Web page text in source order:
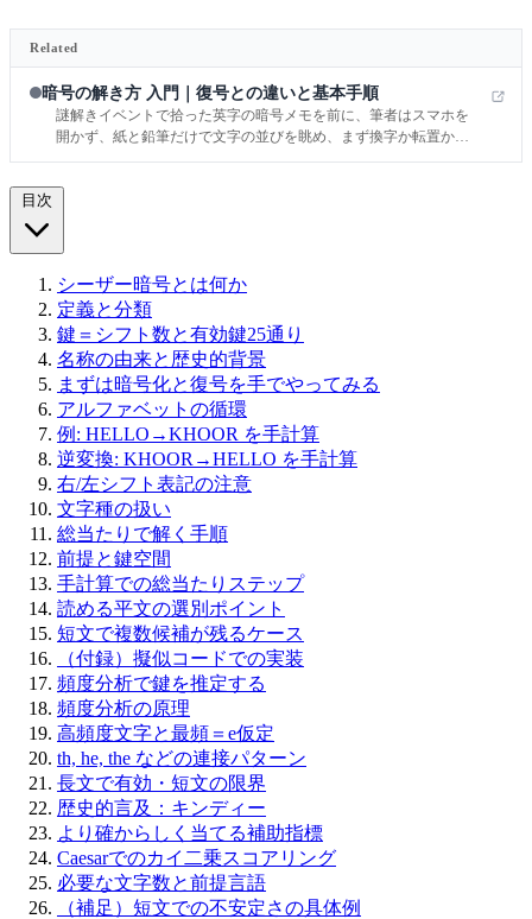
Related
暗号の解き方 入門｜復号との違いと基本手順
謎解きイベントで拾った英字の暗号メモを前に、筆者はスマホを
開かず、紙と鉛筆だけで文字の並びを眺め、まず換字か転置か、
短文か長文かを見極めるところから始めました。観察して仮説を
シーザー暗号とは何か
定義と分類
鍵＝シフト数と有効鍵25通り
名称の由来と歴史的背景
まずは暗号化と復号を手でやってみる
アルファベットの循環
例: HELLO→KHOOR を手計算
逆変換: KHOOR→HELLO を手計算
右/左シフト表記の注意
文字種の扱い
総当たりで解く手順
前提と鍵空間
手計算での総当たりステップ
読める平文の選別ポイント
短文で複数候補が残るケース
（付録）擬似コードでの実装
頻度分析で鍵を推定する
頻度分析の原理
高頻度文字と最頻＝e仮定
th, he, the などの連接パターン
長文で有効・短文の限界
歴史的言及：キンディー
より確からしく当てる補助指標
Caesarでのカイ二乗スコアリング
必要な文字数と前提言語
（補足）短文での不安定さの具体例